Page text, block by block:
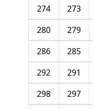
273
274
279
280
285
286
291
292
297
298